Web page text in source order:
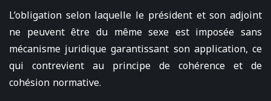
L’obligation selon laquelle le président et son adjoint
ne peuvent être du même sexe est imposée sans
mécanisme juridique garantissant son application, ce
qui contrevient au principe de cohérence et de
cohésion normative.